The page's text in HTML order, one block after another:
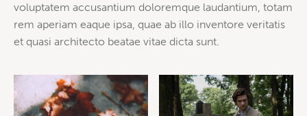
voluptatem accusantium doloremque laudantium, totam
rem aperiam eaque ipsa, quae ab illo inventore veritatis
et quasi architecto beatae vitae dicta sunt.